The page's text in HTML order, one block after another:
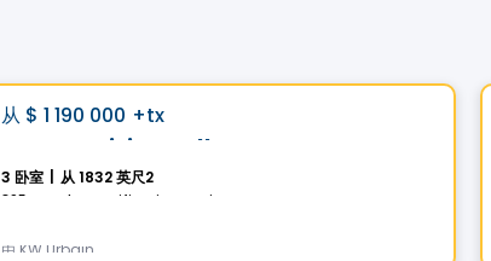
从 $ 1 190 000 +tx
La Transitionnelle
3 卧室 从 1832 英尺2
由 KW Urbain